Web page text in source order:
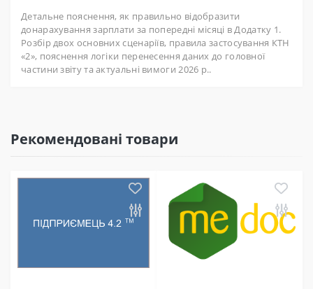
Детальне пояснення, як правильно відобразити
донарахування зарплати за попередні місяці в Додатку 1.
Розбір двох основних сценаріїв, правила застосування КТН
«2», пояснення логіки перенесення даних до головної
частини звіту та актуальні вимоги 2026 р..
Рекомендовані товари